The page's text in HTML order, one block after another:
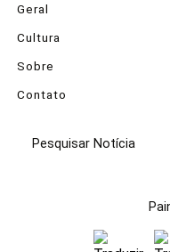
Geral
Cultura
Sobre
Contato
Pesquisar Notícia